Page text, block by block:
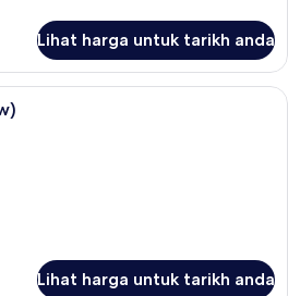
Lihat harga untuk tarikh anda
Family Room (No Window) | Wi-fi
Lihat harga untuk tarikh anda